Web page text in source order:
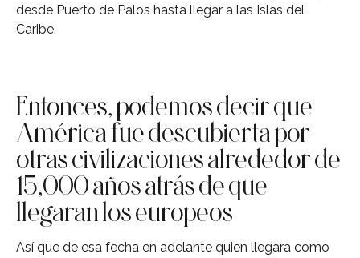
desde Puerto de Palos hasta llegar a las Islas del
Caribe.
Entonces, podemos decir que
América fue descubierta por
otras civilizaciones alrededor de
15,000 años atrás de que
llegaran los europeos
Así que de esa fecha en adelante quien llegara como